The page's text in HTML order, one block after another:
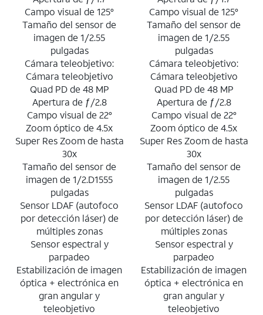
Campo visual de 125°
Tamaño del sensor de
imagen de 1/2.55
pulgadas
Cámara teleobjetivo:
Cámara teleobjetivo
Quad PD de 48 MP
Apertura de ƒ/2.8
Campo visual de 22°
Zoom óptico de 4.5x
Super Res Zoom de hasta
30x
Tamaño del sensor de
imagen de 1/2.D1555
pulgadas
Sensor LDAF (autofoco
por detección láser) de
múltiples zonas
Sensor espectral y
parpadeo
Estabilización de imagen
óptica + electrónica en
gran angular y
teleobjetivo
Campo visual de 125°
Tamaño del sensor de
imagen de 1/2.55
pulgadas
Cámara teleobjetivo:
Cámara teleobjetivo
Quad PD de 48 MP
Apertura de ƒ/2.8
Campo visual de 22°
Zoom óptico de 4.5x
Super Res Zoom de hasta
30x
Tamaño del sensor de
imagen de 1/2.55
pulgadas
Sensor LDAF (autofoco
por detección láser) de
múltiples zonas
Sensor espectral y
parpadeo
Estabilización de imagen
óptica + electrónica en
gran angular y
teleobjetivo